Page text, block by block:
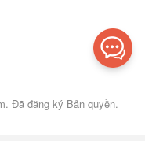
Đã đăng ký Bản quyền.